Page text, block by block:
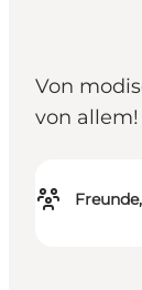
Von
von allem!